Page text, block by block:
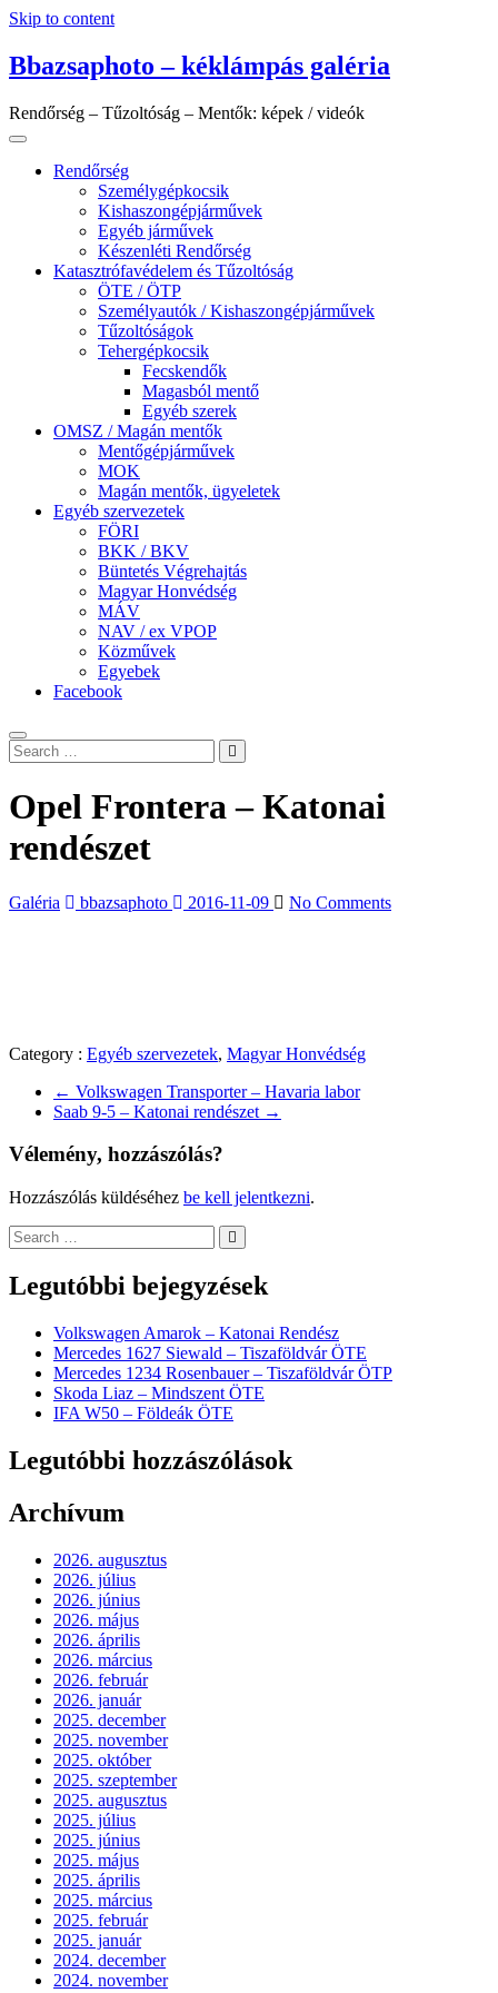
Skip to content
Bbazsaphoto – kéklámpás galéria
Rendőrség – Tűzoltóság – Mentők: képek / videók
Rendőrség
Személygépkocsik
Kishaszongépjárművek
Egyéb járművek
Készenléti Rendőrség
Katasztrófavédelem és Tűzoltóság
ÖTE / ÖTP
Személyautók / Kishaszongépjárművek
Tűzoltóságok
Tehergépkocsik
Fecskendők
Magasból mentő
Egyéb szerek
OMSZ / Magán mentők
Mentőgépjárművek
MOK
Magán mentők, ügyeletek
Egyéb szervezetek
FÖRI
BKK / BKV
Büntetés Végrehajtás
Magyar Honvédség
MÁV
NAV / ex VPOP
Közművek
Egyebek
Facebook
Opel Frontera – Katonai
rendészet
Galéria bbazsaphoto 2016-11-09 No Comments
Category : Egyéb szervezetek, Magyar Honvédség
← Volkswagen Transporter – Havaria labor
Saab 9-5 – Katonai rendészet →
Vélemény, hozzászólás?
Hozzászólás küldéséhez be kell jelentkezni.
Legutóbbi bejegyzések
Volkswagen Amarok – Katonai Rendész
Mercedes 1627 Siewald – Tiszaföldvár ÖTE
Mercedes 1234 Rosenbauer – Tiszaföldvár ÖTP
Skoda Liaz – Mindszent ÖTE
IFA W50 – Földeák ÖTE
Legutóbbi hozzászólások
Archívum
2026. augusztus
2026. július
2026. június
2026. május
2026. április
2026. március
2026. február
2026. január
2025. december
2025. november
2025. október
2025. szeptember
2025. augusztus
2025. július
2025. június
2025. május
2025. április
2025. március
2025. február
2025. január
2024. december
2024. november